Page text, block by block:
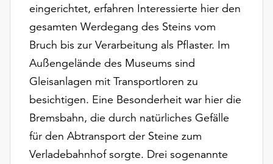
verwendeten
Cookies
anpassen,
Einstellungen
über
Schaltfläche
„Auswählen“.
eingerichtet, erfahren Interessierte hier den
gesamten Werdegang des Steins vom
Bruch bis zur Verarbeitung als Pflaster. Im
Außengelände des Museums sind
Gleisanlagen mit Transportloren zu
besichtigen. Eine Besonderheit war hier die
Bremsbahn, die durch natürliches Gefälle
für den Abtransport der Steine zum
Verladebahnhof sorgte. Drei sogenannte